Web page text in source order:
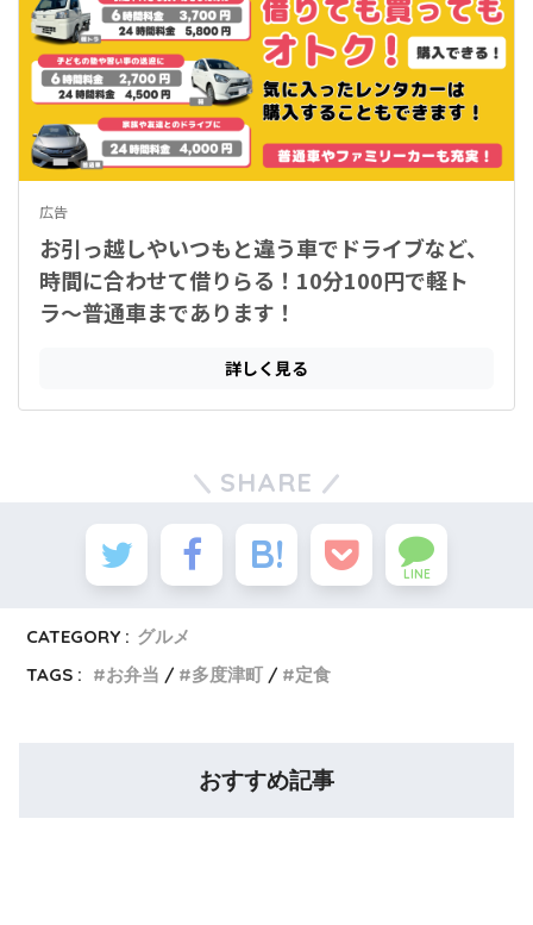
SHARE
LINE
CATEGORY : グルメ
TAGS :
お弁当 多度津町 定食
おすすめ記事